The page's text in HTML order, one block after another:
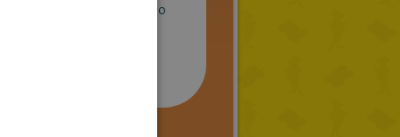
importar desde dispositivo
la edito con Paint y solo